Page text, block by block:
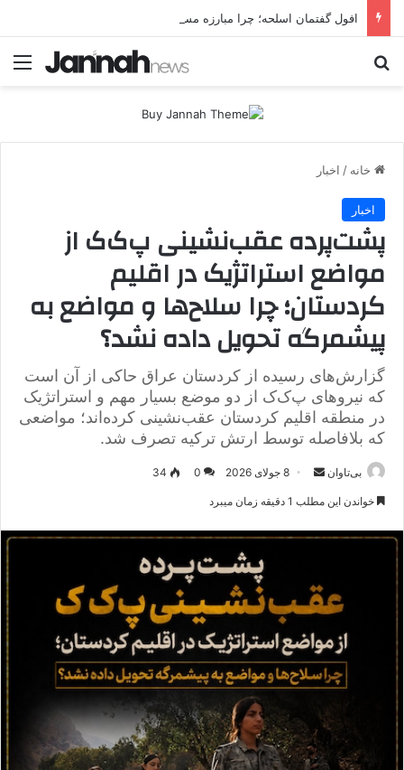
خانه / اخبار
اخبار
پشت‌پرده عقب‌نشینی پ‌ک‌ک از
مواضع استراتژیک در اقلیم
کردستان؛ چرا سلاح‌ها و مواضع به
پیشمرگه تحویل داده نشد؟
گزارش‌های رسیده از کردستان عراق حاکی از آن است
که نیروهای پ‌ک‌ک از دو موضع بسیار مهم و استراتژیک
در منطقه اقلیم کردستان عقب‌نشینی کرده‌اند؛ مواضعی
که بلافاصله توسط ارتش ترکیه تصرف شد.
بی‌تاوان
ر
ا
ی
ی
ل
8 جولای 2026 0
34
خواندن این مطلب 1 دقیقه زمان میبرد